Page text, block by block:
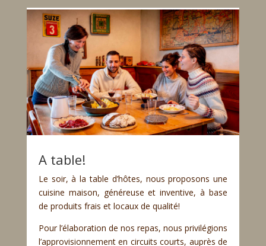
A table!
Le soir, à la table d’hôtes, nous proposons une
cuisine maison, généreuse et inventive, à base
de produits frais et locaux de qualité!
Pour l’élaboration de nos repas, nous privilégions
l’approvisionnement en circuits courts, auprès de